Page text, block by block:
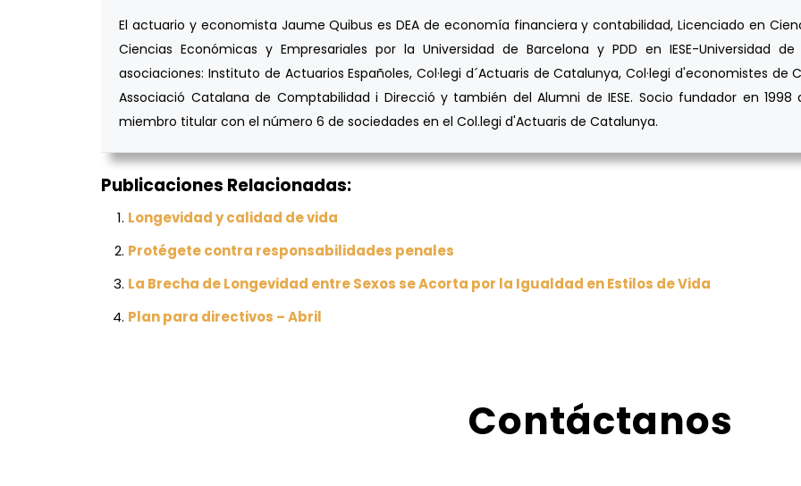
El actuario y economista Jaume Quibus es DEA de economía financiera y contabilidad, Licenciado en
Ciencias Económicas y Empresariales por la Universidad de Barcelona y PDD en IESE-Universidad
asociaciones: Instituto de Actuarios Españoles, Col·legi d´Actuaris de Catalunya, Col·legi d'economistes
Associació Catalana de Comptabilidad i Direcció y también del Alumni de IESE. Socio fundador en
miembro titular con el número 6 de sociedades en el Col.legi d'Actuaris de Catalunya.
Publicaciones Relacionadas:
Longevidad y calidad de vida
Protégete contra responsabilidades penales
La Brecha de Longevidad entre Sexos se Acorta por la Igualdad en Estilos de Vida
Plan para directivos – Abril
Contáctanos